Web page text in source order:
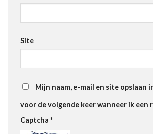
Site
Mijn naam, e-mail en site opslaan
voor de volgende keer wanneer ik een
Captcha *